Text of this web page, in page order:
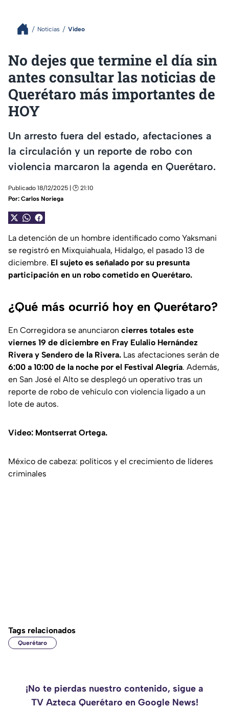
Noticias Video
No dejes que termine el día sin
antes consultar las noticias de
Querétaro más importantes de
HOY
Un arresto fuera del estado, afectaciones a
la circulación y un reporte de robo con
violencia marcaron la agenda en Querétaro.
Publicado 18/12/2025 | 🕑 21:10
Por: Carlos Noriega
La detención de un hombre identificado como Yaksmani
se registró en Mixquiahuala, Hidalgo, el pasado 13 de
diciembre. El sujeto es señalado por su presunta
participación en un robo cometido en Querétaro.
¿Qué más ocurrió hoy en Querétaro?
En Corregidora se anunciaron cierres totales este
viernes 19 de diciembre en Fray Eulalio Hernández
Rivera y Sendero de la Rivera. Las afectaciones serán de
6:00 a 10:00 de la noche por el Festival Alegría. Además,
en San José el Alto se desplegó un operativo tras un
reporte de robo de vehículo con violencia ligado a un
lote de autos.
Video: Montserrat Ortega.
México de cabeza: políticos y el crecimiento de líderes
criminales
Tags relacionados
Querétaro
¡No te pierdas nuestro contenido, sigue a
TV Azteca Querétaro en Google News!